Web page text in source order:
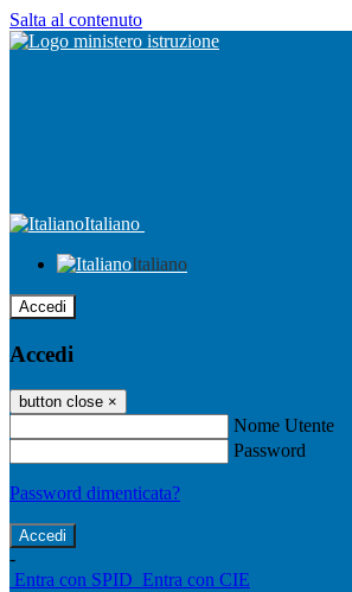
Salta al contenuto
Italiano
Italiano
Accedi
Accedi
button close ×
Nome Utente
Password
Password dimenticata?
-
Entra con SPID Entra con CIE